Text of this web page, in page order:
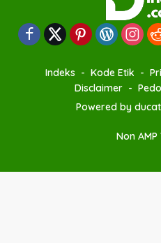
Indeks Kode Etik
Disclaimer
Powered by
Non